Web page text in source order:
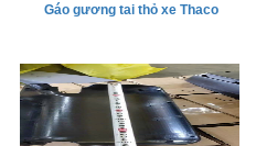
Gáo gương tai thỏ xe Thaco